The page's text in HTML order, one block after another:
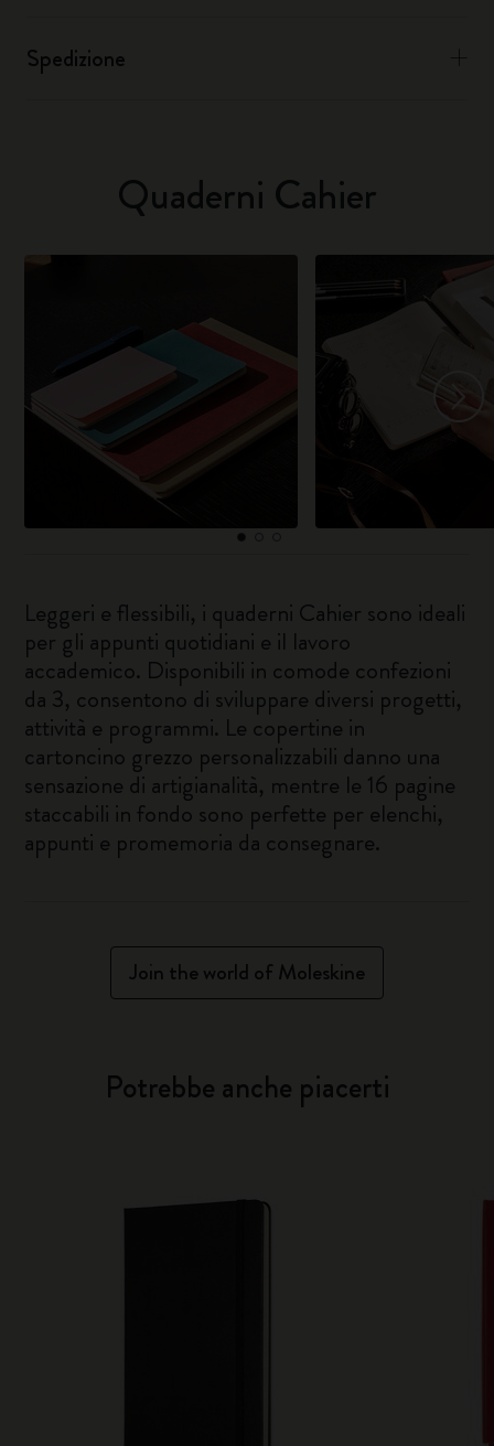
Spedizione
Quaderni Cahier
Leggeri e flessibili, i quaderni Cahier sono ideali
per gli appunti quotidiani e il lavoro
accademico. Disponibili in comode confezioni
da 3, consentono di sviluppare diversi progetti,
attività e programmi. Le copertine in
cartoncino grezzo personalizzabili danno una
sensazione di artigianalità, mentre le 16 pagine
staccabili in fondo sono perfette per elenchi,
appunti e promemoria da consegnare.
Join the world of Moleskine
Potrebbe anche piacerti